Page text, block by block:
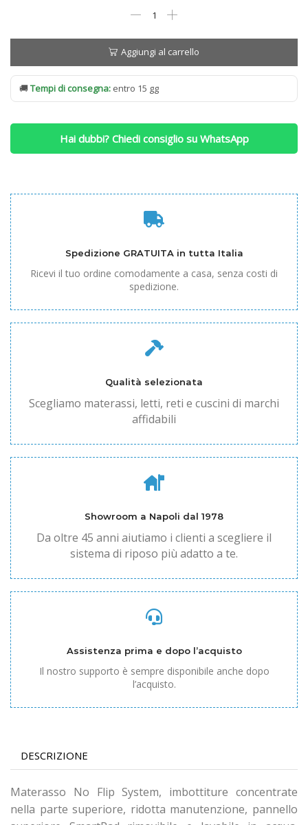
Materasso
Simmons
Dynamic
Excellence
Portanza
MEDIA
quantità
Aggiungi al carrello
🚚Tempi di consegna: entro 15 gg
Hai dubbi? Chiedi consiglio su WhatsApp
Spedizione GRATUITA in tutta Italia
Ricevi il tuo ordine comodamente a casa, senza costi di
spedizione.
Qualità selezionata
Scegliamo materassi, letti, reti e cuscini di marchi
affidabili
Showroom a Napoli dal 1978
Da oltre 45 anni aiutiamo i clienti a scegliere il
sistema di riposo più adatto a te.
Assistenza prima e dopo l’acquisto
Il nostro supporto è sempre disponibile anche dopo
l’acquisto.
DESCRIZIONE
Materasso No Flip System, imbottiture concentrate
nella parte superiore, ridotta manutenzione, pannello